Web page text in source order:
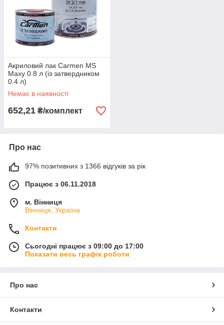
Акриловий лак Carmen MS
Maxy 0.8 л (із затвердником
0.4 л)
Немає в наявності
652,21 ₴/комплект
Про нас
97% позитивних з 1366 відгуків за рік
Працює з 06.11.2018
м. Вінниця
Вінниця, Україна
Контакти
Сьогодні працює з 09:00 до 17:00
Показати весь графік роботи
Про нас
Контакти